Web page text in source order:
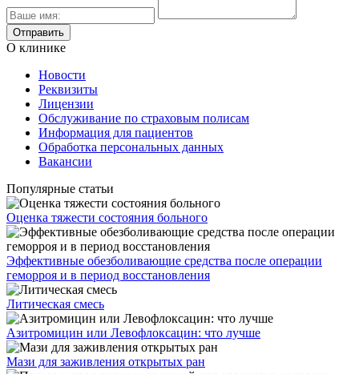
О клинике
Новости
Реквизиты
Лицензии
Обслуживание по страховым полисам
Информация для пациентов
Обработка персональных данных
Вакансии
Популярные статьи
Оценка тяжести состояния больного
Эффективные обезболивающие средства после операции
геморроя и в период восстановления
Литическая смесь
Азитромицин или Левофлоксацин: что лучше
Мази для заживления открытых ран